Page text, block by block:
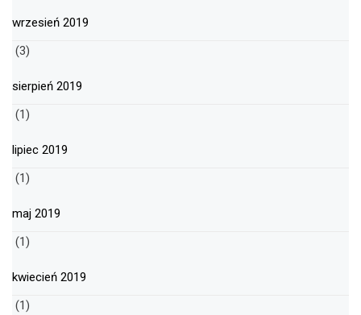
wrzesień 2019
(3)
sierpień 2019
(1)
lipiec 2019
(1)
maj 2019
(1)
kwiecień 2019
(1)